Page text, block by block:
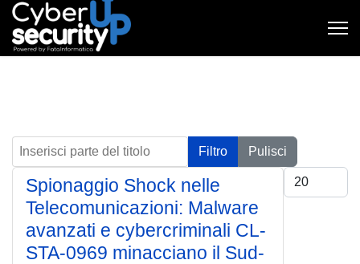
Inserisci parte del titolo Filtro
Pulisci
Visualizza #
Spionaggio Shock nelle
Telecomunicazioni: Malware
avanzati e cybercriminali CL-
STA-0969 minacciano il Sud-